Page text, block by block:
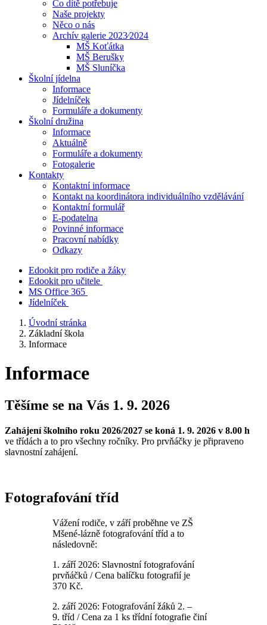
Co dítě potřebuje
Naše projekty
Něco o nás
Archív galerie 2023⁄2024
MŠ Koťátka
MŠ Berušky
MŠ Sluníčka
Školní jídelna
Informace
Jídelníček
Formuláře a dokumenty
Školní družina
Informace
Aktuálně
Formuláře a dokumenty
Fotogalerie
Kontakty
Kontaktní informace
Kontakt na koordinátora individuálního vzdělávání
Kontaktní formulář
E-podatelna
Povinné informace
Pracovní nabídky
Odkazy
Edookit pro rodiče a žáky
Edookit pro učitele
MS Office 365
Jídelníček
Úvodní stránka
Základní škola
Informace
Informace
Těšíme se na Vás 1. 9. 2026
Zahájení školního roku 2026/2027 se koná 1. 9. 2026 v 8.00 h
ve třídách a to pro všechny ročníky. Pro prvňáčky je připraveno
slavnostní zahájení.
Fotografování tříd
Vážení rodiče, v září proběhne ve ZŠ
Mšené-lázně fotografování tříd a to
následovně:
1. září 2026: Slavnostní fotografování
prvňáčků / Cena balíčku fotografií je
370 Kč.
2. září 2026: Fotografování žáků 2. –
9. tříd / Cena za 1 ks třídní fotografie činí